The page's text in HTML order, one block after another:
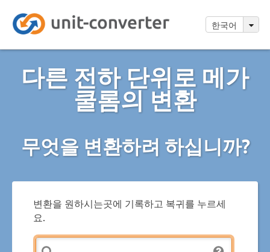
한국어
다른 전하 단위로 메가
쿨롬의 변환
무엇을 변환하려 하십니까?
변환을 원하시는곳에 기록하고 복귀를 누르세
요.